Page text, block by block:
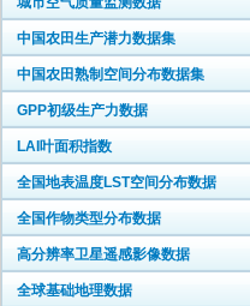
中国农田生产潜力数据集
中国农田熟制空间分布数据集
GPP初级生产力数据
LAI叶面积指数
全国地表温度LST空间分布数据
全国作物类型分布数据
高分辨率卫星遥感影像数据
全球基础地理数据